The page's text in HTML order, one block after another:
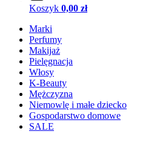
Koszyk 0,00 zł
Marki
Perfumy
Makijaż
Pielęgnacja
Włosy
K-Beauty
Mężczyzna
Niemowlę i małe dziecko
Gospodarstwo domowe
SALE